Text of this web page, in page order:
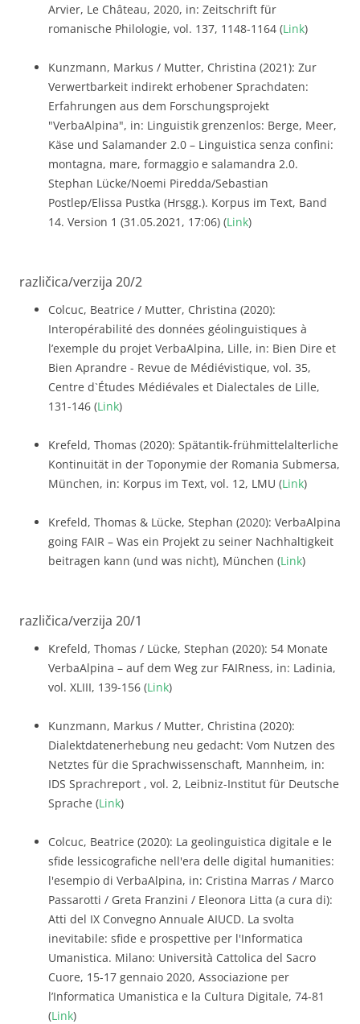
Arvier, Le Château, 2020, in: Zeitschrift für
romanische Philologie, vol. 137, 1148-1164 (Link)
Kunzmann, Markus / Mutter, Christina (2021): Zur
Verwertbarkeit indirekt erhobener Sprachdaten:
Erfahrungen aus dem Forschungsprojekt
"VerbaAlpina", in: Linguistik grenzenlos: Berge, Meer,
Käse und Salamander 2.0 – Linguistica senza confini:
montagna, mare, formaggio e salamandra 2.0.
Stephan Lücke/Noemi Piredda/Sebastian
Postlep/Elissa Pustka (Hrsgg.). Korpus im Text, Band
14. Version 1 (31.05.2021, 17:06) (Link)
različica/verzija 20/2
Colcuc, Beatrice / Mutter, Christina (2020):
Interopérabilité des données géolinguistiques à
l’exemple du projet VerbaAlpina, Lille, in: Bien Dire et
Bien Aprandre - Revue de Médiévistique, vol. 35,
Centre d`Études Médiévales et Dialectales de Lille,
131-146 (Link)
Krefeld, Thomas (2020): Spätantik-frühmittelalterliche
Kontinuität in der Toponymie der Romania Submersa,
München, in: Korpus im Text, vol. 12, LMU (Link)
Krefeld, Thomas & Lücke, Stephan (2020): VerbaAlpina
going FAIR – Was ein Projekt zu seiner Nachhaltigkeit
beitragen kann (und was nicht), München (Link)
različica/verzija 20/1
Krefeld, Thomas / Lücke, Stephan (2020): 54 Monate
VerbaAlpina – auf dem Weg zur FAIRness, in: Ladinia,
vol. XLIII, 139-156 (Link)
Kunzmann, Markus / Mutter, Christina (2020):
Dialektdatenerhebung neu gedacht: Vom Nutzen des
Netztes für die Sprachwissenschaft, Mannheim, in:
IDS Sprachreport , vol. 2, Leibniz-Institut für Deutsche
Sprache (Link)
Colcuc, Beatrice (2020): La geolinguistica digitale e le
sfide lessicografiche nell'era delle digital humanities:
l'esempio di VerbaAlpina, in: Cristina Marras / Marco
Passarotti / Greta Franzini / Eleonora Litta (a cura di):
Atti del IX Convegno Annuale AIUCD. La svolta
inevitabile: sfide e prospettive per l'Informatica
Umanistica. Milano: Università Cattolica del Sacro
Cuore, 15-17 gennaio 2020, Associazione per
l’Informatica Umanistica e la Cultura Digitale, 74-81
(Link)